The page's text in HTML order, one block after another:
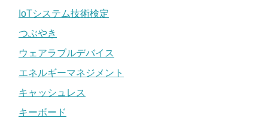
IoTシステム技術検定
つぶやき
ウェアラブルデバイス
エネルギーマネジメント
キャッシュレス
キーボード